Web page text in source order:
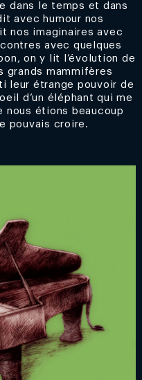
dans le temps et dans
avec humour nos
nos imaginaires avec
avec quelques
on y lit l’évolution de
grands mammifères
leur étrange pouvoir de
d’un éléphant qui me
nous étions beaucoup
pouvais croire.